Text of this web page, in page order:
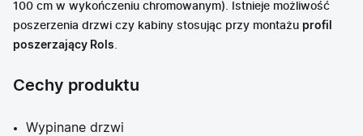
100 cm w wykończeniu chromowanym). Istnieje możliwość
poszerzenia drzwi czy kabiny stosując przy montażu profil
poszerzający Rols.
Cechy produktu
Wypinane drzwi